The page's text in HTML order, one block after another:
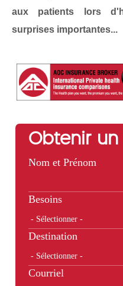
aux patients lors
surprises importantes...
Obtenir un
Nom et Prénom
Besoins
Destination
Courriel